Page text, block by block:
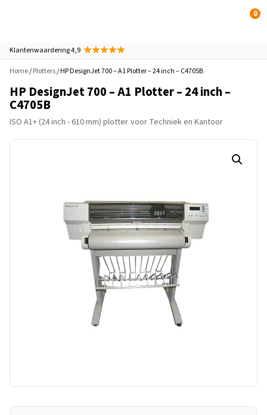
0
Klantenwaardering 4,9
Home/Plotters/ HP DesignJet 700 – A1 Plotter – 24 inch – C4705B
HP DesignJet 700 – A1 Plotter – 24 inch –
C4705B
ISO A1+ (24 inch - 610 mm) plotter voor Techniek en Kantoor